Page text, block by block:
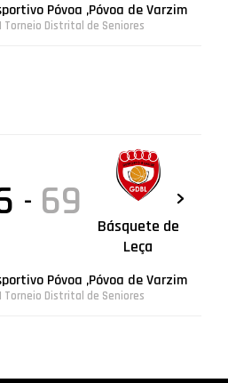
Póvoa ,Póvoa de Varzim
Torneio Distrital de Seniores
- 69
Básquete de
Leça
Póvoa ,Póvoa de Varzim
Torneio Distrital de Seniores